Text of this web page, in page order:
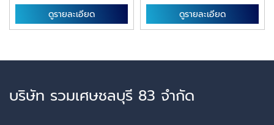
ดูรายละเอียด ดูรายละเอียด
บริษัท รวมเศษชลบุรี 83 จำกัด